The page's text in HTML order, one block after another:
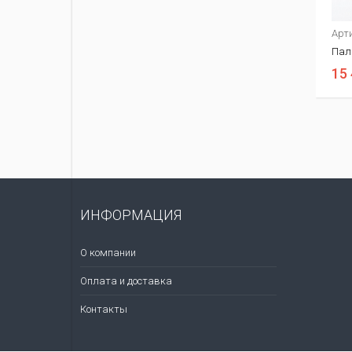
15
ИНФОРМАЦИЯ
О компании
Оплата и доставка
Контакты